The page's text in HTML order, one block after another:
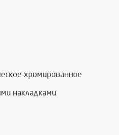
хромированное
накладками